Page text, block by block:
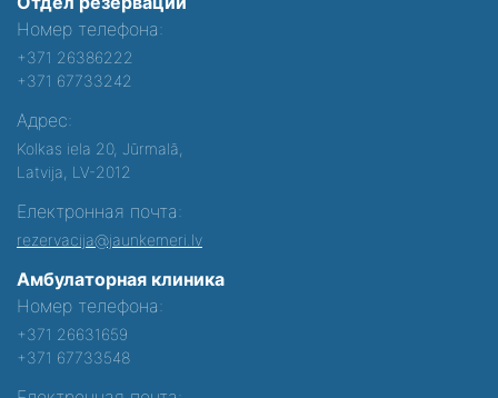
Номер телефона:
+371 26386222
+371 67733242
Адрес:
Kolkas iela 20, Jūrmalā,
Latvija, LV-2012
Електронная почта:
rezervacija@jaunkemeri.lv
Амбулаторная клиника
Номер телефона:
+371 26631659
+371 67733548